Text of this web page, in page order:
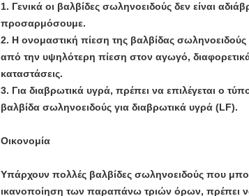
1. Γενικά οι βαλβίδες σωληνοειδούς δεν είναι
προσαρμόσουμε.
2. Η ονομαστική πίεση της βαλβίδας
από την υψηλότερη πίεση στον αγωγό,
καταστάσεις.
3. Για διαβρωτικά υγρά, πρέπει να επιλέγεται ο
βαλβίδα σωληνοειδούς για διαβρωτικά υγρά (LF).
Οικονομία
Υπάρχουν πολλές βαλβίδες σωληνοειδούς που
ικανοποίηση των παραπάνω τριών όρων, πρέπει